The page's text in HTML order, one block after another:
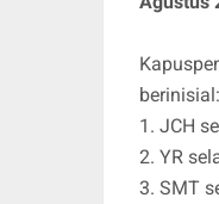
berinisial:
1. JCH
2. YR
3. SMT